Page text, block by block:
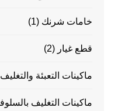
خامات شرنك (1)
قطع غيار (2)
ماكينات التعبئة والتغليف